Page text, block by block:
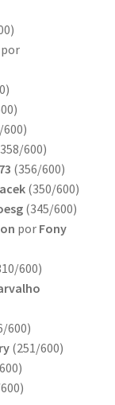
600)
(356/600)
(350/600)
(345/600)
por Fony
600)
600)
(251/600)